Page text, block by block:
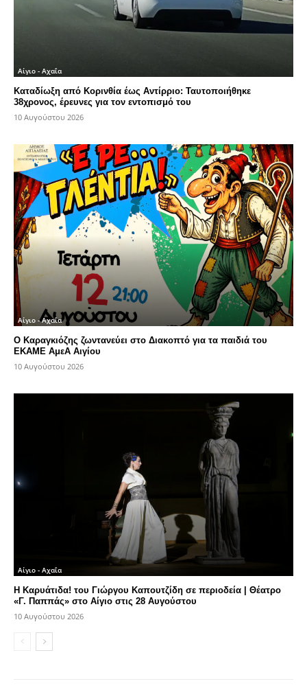
Αίγιο - Αχαΐα
Καταδίωξη από Κορινθία έως Αντίρριο: Ταυτοποιήθηκε
38χρονος, έρευνες για τον εντοπισμό του
10 Αυγούστου 2026
Αίγιο - Αχαΐα
Ο Καραγκιόζης ζωντανεύει στο Διακοπτό για τα παιδιά του
ΕΚΑΜΕ ΑμεΑ Αιγίου
10 Αυγούστου 2026
Αίγιο - Αχαΐα
Η Καρυάτιδα! του Γιώργου Καπουτζίδη σε περιοδεία | Θέατρο
«Γ. Παππάς» στο Αίγιο στις 28 Αυγούστου
10 Αυγούστου 2026